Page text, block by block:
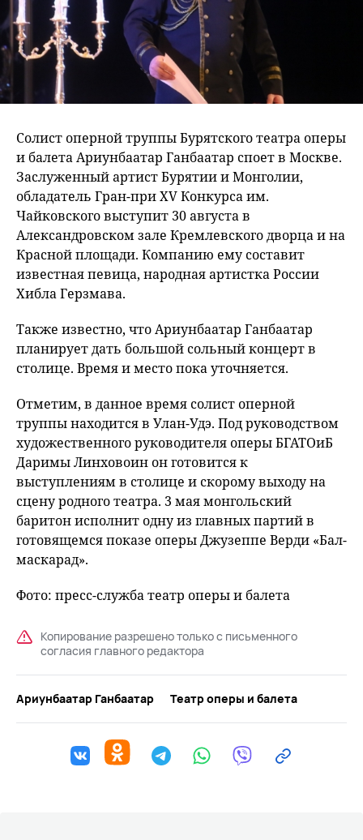
Солист оперной труппы Бурятского театра оперы
и балета Ариунбаатар Ганбаатар споет в Москве.
Заслуженный артист Бурятии и Монголии,
обладатель Гран-при XV Конкурса им.
Чайковского выступит 30 августа в
Александровском зале Кремлевского дворца и на
Красной площади. Компанию ему составит
известная певица, народная артистка России
Хибла Герзмава.
Также известно, что Ариунбаатар Ганбаатар
планирует дать большой сольный концерт в
столице. Время и место пока уточняется.
Отметим, в данное время солист оперной
труппы находится в Улан-Удэ. Под руководством
художественного руководителя оперы БГАТОиБ
Даримы Линховоин он готовится к
выступлениям в столице и скорому выходу на
сцену родного театра. 3 мая монгольский
баритон исполнит одну из главных партий в
готовящемся показе оперы Джузеппе Верди «Бал-
маскарад».
Фото: пресс-служба театр оперы и балета
Копирование разрешено только с письменного
согласия главного редактора
Ариунбаатар Ганбаатар Театр оперы и балета